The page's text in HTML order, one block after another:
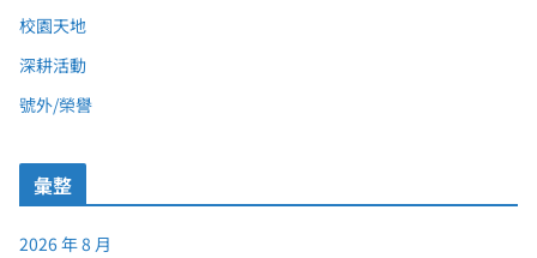
校園天地
深耕活動
號外/榮譽
彙整
2026 年 8 月